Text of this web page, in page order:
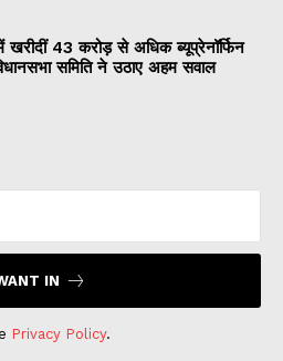
43 करोड़ से अधिक ब्यूप्रेनॉर्फिन
समिति ने उठाए अहम सवाल
IN
Privacy Policy.